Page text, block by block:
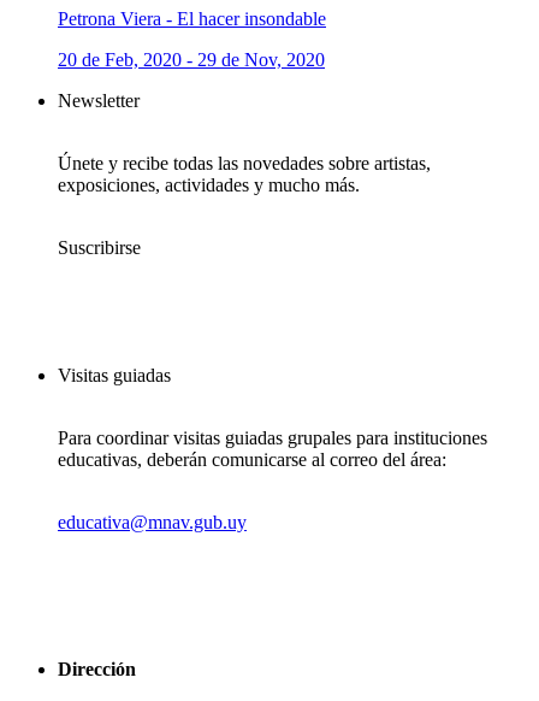
Petrona Viera - El hacer insondable
20 de Feb, 2020 - 29 de Nov, 2020
Newsletter
Únete y recibe todas las novedades sobre artistas,
exposiciones, actividades y mucho más.
Suscribirse
Visitas guiadas
Para coordinar visitas guiadas grupales para instituciones
educativas, deberán comunicarse al correo del área:
educativa@mnav.gub.uy
Dirección